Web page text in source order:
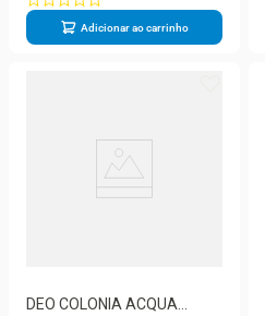
Adicionar ao carrinho
DEO COLONIA ACQUA